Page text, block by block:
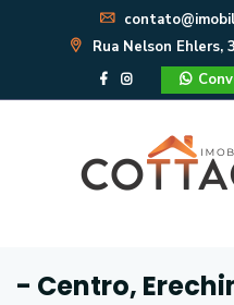
Rua Nelson Ehlers,
- Centro,